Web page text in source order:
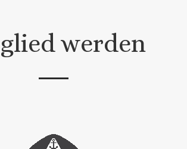
werden